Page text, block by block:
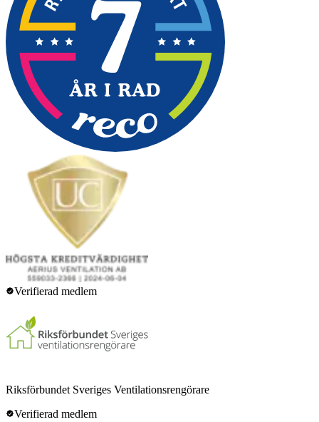
Verifierad medlem
Riksförbundet Sveriges Ventilationsrengörare
Verifierad medlem